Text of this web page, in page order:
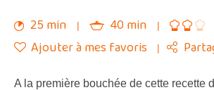
25 min 40 min
Ajouter à mes favoris
A la première bouchée de cette recette